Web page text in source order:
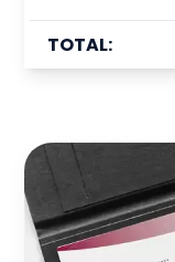
TOTAL: